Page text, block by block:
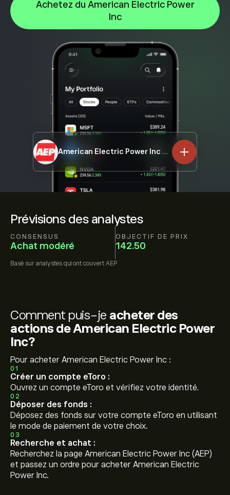
Prévisions des analystes
CONSENSUS
Achat modéré
OBJECTIF DE PRIX
142.50
Basé sur analystes qui ont couvert AEP
Achetez du American Electric Power
Inc
American Electric Power Inc AEP
Comment puis-je acheter des
actions de American Electric Power
Inc?
Pour acheter American Electric Power Inc :
01
Créer un compte eToro :
Ouvrez un compte eToro et vérifiez votre identité.
02
Déposer des fonds :
Déposez des fonds sur votre compte eToro en utilisant
le mode de paiement de votre choix.
03
Recherche et achat :
Recherchez la page American Electric Power Inc (AEP)
et passez un ordre pour acheter American Electric
Power Inc.